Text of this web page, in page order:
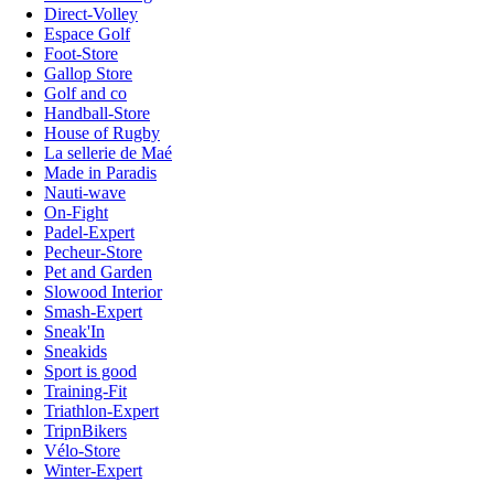
Direct-Volley
Espace Golf
Foot-Store
Gallop Store
Golf and co
Handball-Store
House of Rugby
La sellerie de Maé
Made in Paradis
Nauti-wave
On-Fight
Padel-Expert
Pecheur-Store
Pet and Garden
Slowood Interior
Smash-Expert
Sneak'In
Sneakids
Sport is good
Training-Fit
Triathlon-Expert
TripnBikers
Vélo-Store
Winter-Expert